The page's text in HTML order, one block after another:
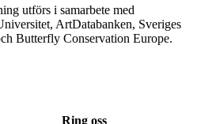
utförs i samarbete med
ArtDatabanken, Sveriges
Butterfly Conservation Europe.
Ring oss